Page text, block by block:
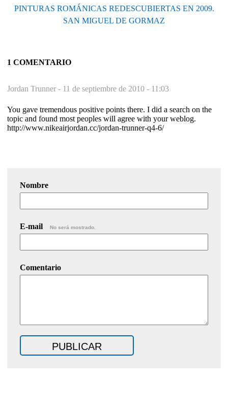
PINTURAS ROMÁNICAS REDESCUBIERTAS EN 2009.
SAN MIGUEL DE GORMAZ
1 COMENTARIO
Jordan Trunner - 11 de septiembre de 2010 - 11:03
You gave tremendous positive points there. I did a search on the
topic and found most peoples will agree with your weblog.
http://www.nikeairjordan.cc/jordan-trunner-q4-6/
Nombre
E-mail No será mostrado.
Comentario